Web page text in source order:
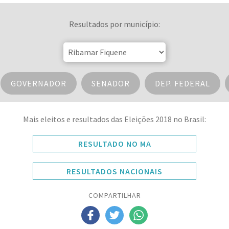
Resultados por município:
GOVERNADOR SENADOR DEP. FEDERAL
Mais eleitos e resultados das Eleições 2018 no Brasil:
RESULTADO NO MA
RESULTADOS NACIONAIS
COMPARTILHAR